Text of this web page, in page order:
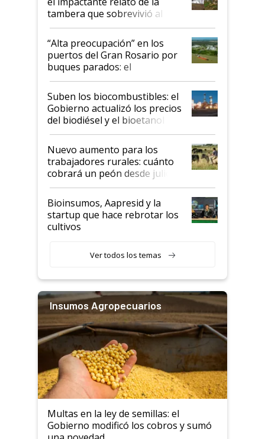
tambera que sobrevivió al
tornado
“Alta preocupación” en los
puertos del Gran Rosario por
buques parados: el
funcionamiento de las
exportadoras en tensión tras
la medida de fuerza de los
prácticos
Suben los biocombustibles: el
Gobierno actualizó los precios
del biodiésel y el bioetanol
Nuevo aumento para los
trabajadores rurales: cuánto
cobrará un peón desde julio
Bioinsumos, Aapresid y la
startup que hace rebrotar los
cultivos
Ver todos los temas
Insumos Agropecuarios
Multas en la ley de semillas: el
Gobierno modificó los cobros y sumó